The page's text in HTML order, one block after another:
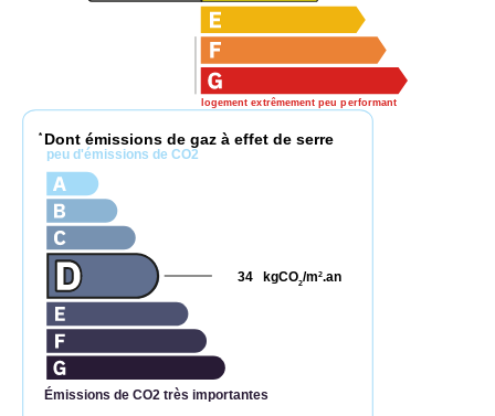
logement extrêmement peu performant
* Dont émissions de gaz à effet de serre
peu d'émissions de CO2
Émissions de CO2 très importantes
kgCO2/m2.an
34